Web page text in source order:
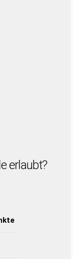
erlaubt?